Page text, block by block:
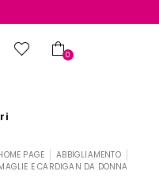
0
PAGE| ABBIGLIAMENTO
E CARDIGAN DA DONNA